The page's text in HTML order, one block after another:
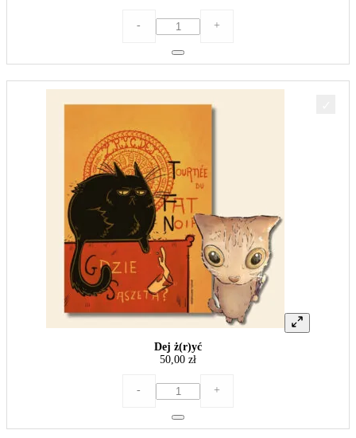
-
ilość
Filozof
+
Dej ż(r)yć
50,00 zł
-
ilość
Dej
ż(r)yć
+